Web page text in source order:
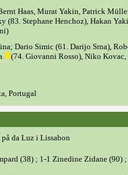
Haas, Murat Yakin, Patrick
(83. Stephane Henchoz), Hakan
Dario Simic (61. Darijo Srna),
(74. Giovanni Rosso), Niko
Portugal
da Luz i Lissabon
(38) ; 1-1 Zinedine Zidane (90)